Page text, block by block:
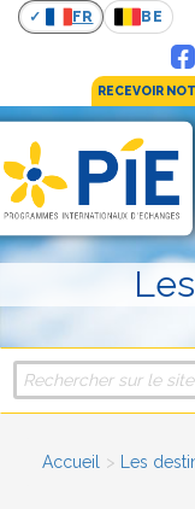
FR BE
RECEVOIR
Accueil Les